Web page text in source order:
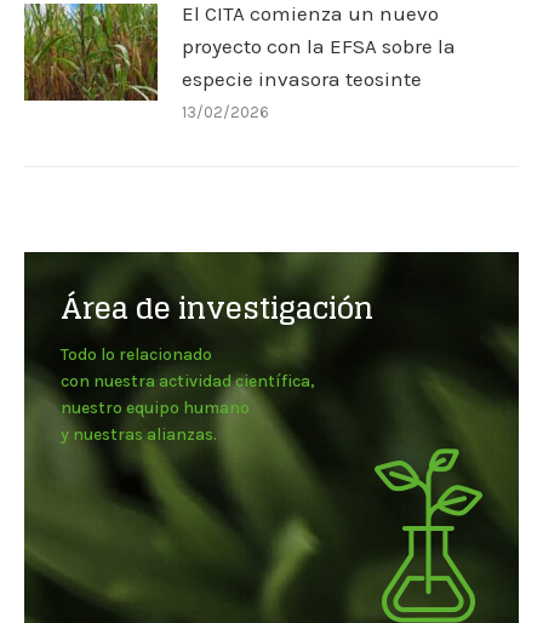
El CITA comienza un nuevo
proyecto con la EFSA sobre la
especie invasora teosinte
13/02/2026
Área de investigación
Todo lo relacionado
con nuestra actividad científica,
nuestro equipo humano
y nuestras alianzas.